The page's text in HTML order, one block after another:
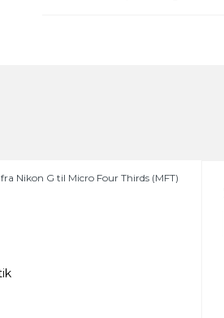
Nikon G til Micro Four Thirds (MFT)